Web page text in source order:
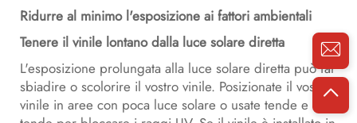
Ridurre al minimo l'esposizione ai fattori ambientali
Tenere il vinile lontano dalla luce solare diretta
L'esposizione prolungata alla luce solare diretta può far
sbiadire o scolorire il vostro vinile. Posizionate il vostro
vinile in aree con poca luce solare o usate tende e